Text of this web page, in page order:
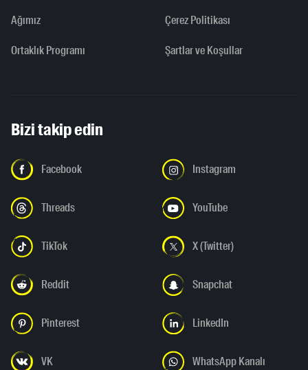
Ağımız
Ortaklık Programı
Çerez Politikası
Şartlar ve Koşullar
Bizi takip edin
Facebook Instagram
Threads YouTube
TikTok X (Twitter)
Reddit Snapchat
Pinterest LinkedIn
VK WhatsApp Kanalı